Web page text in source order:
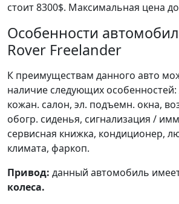
стоит 8300$. Максимальная цена
Особенности
Rover Freelander
К преимуществам данного авто
наличие следующих особенностей:
кожан. салон, эл. подъемн. окна,
обогр. сиденья, сигнализация /
сервисная книжка, кондиционер,
климата, фаркоп.
Привод: данный автомобиль
колеса.